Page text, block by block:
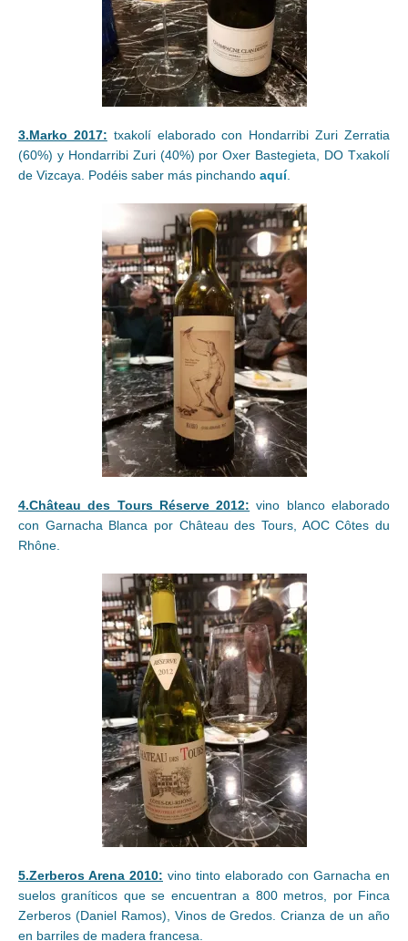
3.Marko 2017: txakolí elaborado con Hondarribi Zuri Zerratia
(60%) y Hondarribi Zuri (40%) por Oxer Bastegieta, DO Txakolí
de Vizcaya. Podéis saber más pinchando aquí.
4.Château des Tours Réserve 2012: vino blanco elaborado
con Garnacha Blanca por Château des Tours, AOC Côtes du
Rhône.
5.Zerberos Arena 2010: vino tinto elaborado con Garnacha en
suelos graníticos que se encuentran a 800 metros, por Finca
Zerberos (Daniel Ramos), Vinos de Gredos. Crianza de un año
en barriles de madera francesa.